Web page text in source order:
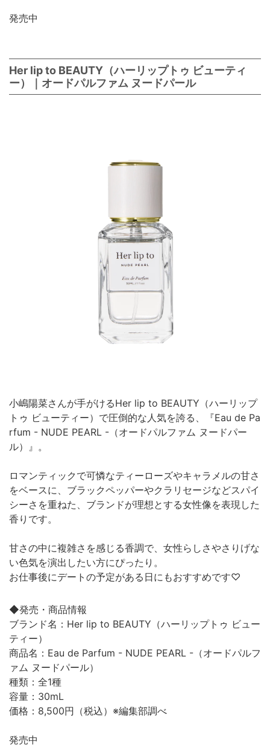
発売中
Her lip to BEAUTY（ハーリップトゥ ビューティ
ー）｜オードパルファム ヌードパール
小嶋陽菜さんが手がけるHer lip to BEAUTY（ハーリップ
トゥ ビューティー）で圧倒的な人気を誇る、『Eau de Pa
rfum - NUDE PEARL -（オードパルファム ヌードパー
ル）』。
ロマンティックで可憐なティーローズやキャラメルの甘さ
をベースに、ブラックペッパーやクラリセージなどスパイ
シーさを重ねた、ブランドが理想とする女性像を表現した
香りです。
甘さの中に複雑さを感じる香調で、女性らしさやさりげな
い色気を演出したい方にぴったり。
お仕事後にデートの予定がある日にもおすすめです♡
◆発売・商品情報
ブランド名：Her lip to BEAUTY（ハーリップトゥ ビュー
ティー）
商品名：Eau de Parfum - NUDE PEARL -（オードパルフ
ァム ヌードパール）
種類：全1種
容量：30mL
価格：8,500円（税込）※編集部調べ
発売中